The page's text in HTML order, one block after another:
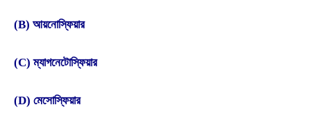
(B) আয়নোস্ফিয়ার
(C) ম্যাগনেটোস্ফিয়ার
(D) মেসোস্ফিয়ার